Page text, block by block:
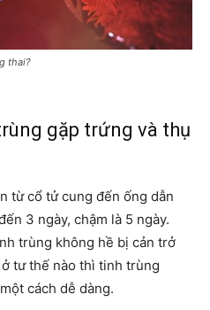
thai?
gặp trứng và thụ
từ cổ tử cung đến ống dẫn
3 ngày, chậm là 5 ngày.
trùng không hề bị cản trở
tư thế nào thì tinh trùng
cách dễ dàng.